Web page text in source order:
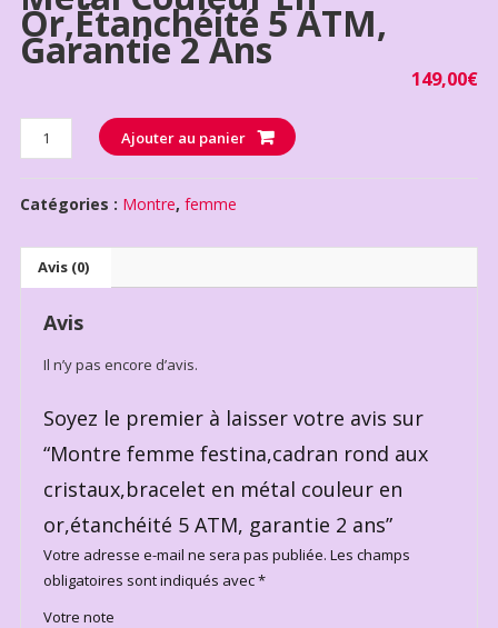
Or,étanchéité 5 ATM,
Garantie 2 Ans
149,00€
Quantité Ajouter au panier
Catégories : Montre, femme
Avis (0)
Avis
Il n’y pas encore d’avis.
Soyez le premier à laisser votre avis sur
“Montre femme festina,cadran rond aux
cristaux,bracelet en métal couleur en
or,étanchéité 5 ATM, garantie 2 ans”
Votre adresse e-mail ne sera pas publiée. Les champs
obligatoires sont indiqués avec*
Votre note